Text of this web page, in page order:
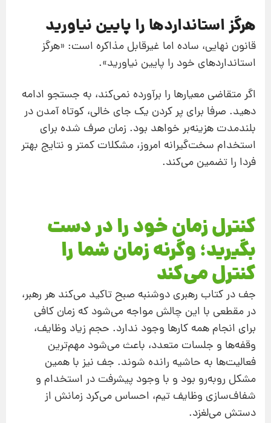
هرگز استانداردها را پایین نیاورید
قانون نهایی، ساده اما غیرقابل مذاکره است: «هرگز
استانداردهای خود را پایین نیاورید».
اگر متقاضی معیارها را برآورده نمی‌کند، به جستجو ادامه
دهید. صرفا برای پر کردن یک جای خالی، کوتاه آمدن در
بلندمدت هزینه‌بر خواهد بود. زمان صرف شده برای
استخدام سخت‌گیرانه امروز، مشکلات کمتر و نتایج بهتر
فردا را تضمین می‌کند.
کنترل زمان خود را در دست
بگیرید؛ وگرنه زمان شما را
کنترل می‌کند
جف در کتاب رهبری دوشنبه صبح تاکید می‌کند هر رهبر،
در مقطعی با این چالش مواجه می‌شود که زمان کافی
برای انجام همه کارها وجود ندارد. حجم زیاد وظایف،
وقفه‌ها و جلسات متعدد، باعث می‌شود مهم‌ترین
فعالیت‌ها به حاشیه رانده شوند. جف نیز با همین
مشکل روبه‌رو بود و با وجود پیشرفت در استخدام و
شفاف‌سازی وظایف تیم، احساس می‌کرد زمانش از
دستش می‌لغزد.